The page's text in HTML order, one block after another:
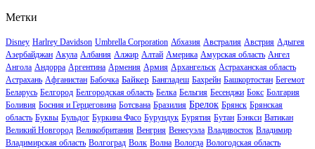
Метки
Disney Harlrey Davidson Umbrella Corporation Абхазия Австралия Австрия Адыгея
Азербайджан Акула Албания Алжир Алтай Америка Амурская область Ангел
Ангола Андорра Аргентина Армения Армия Архангельск Астраханская область
Астрахань Афганистан Бабочка Байкер Бангладеш Бахрейн Башкортостан Бегемот
Беларусь Белгород Белгородская область Белка Бельгия Бесенджи Бокс Болгария
Боливия Босния и Герцеговина Ботсвана Бразилия Брелок Брянск Брянская
область Буквы Бульдог Буркина Фасо Бурундук Бурятия Бутан Бэнкси Ватикан
Великий Новгород Великобритания Венгрия Венесуэла Владивосток Владимир
Владимирская область Волгоград Волк Волна Вологда Вологодская область